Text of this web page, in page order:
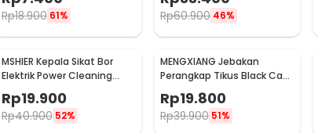
Rp18.900 61%
B1589
Rp60.900 46%
MSHIER Kepala Sikat Bor
Elektrik Power Cleaning
Head 3 PCS - DB003
Rp19.900
Rp40.900 52%
MENGXIANG Jebakan
Perangkap Tikus Black Cat
Mousetrap 2 PCS - JB56
Rp19.800
Rp39.900 51%